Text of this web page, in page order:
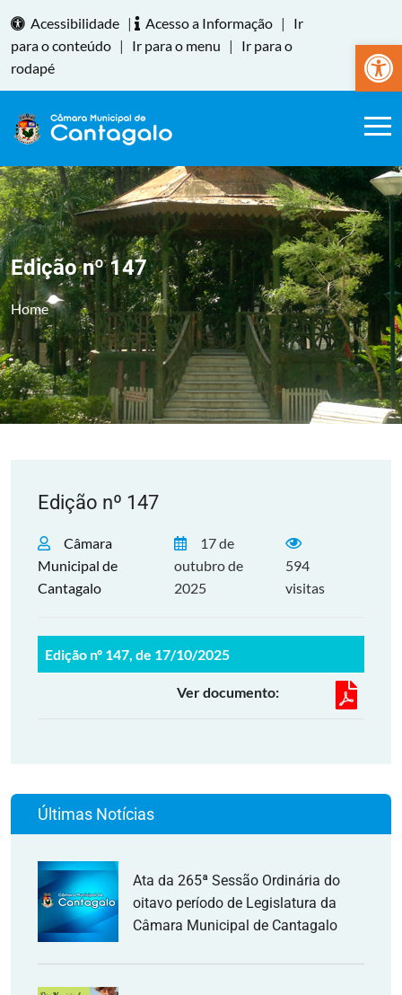
Abrir
Acessibilidade | Acesso a Informação |
Ir
para o conteúdo | Ir para o menu |
Ir para o
rodapé
Edição nº 147
Home
Edição nº 147
Câmara
Municipal de
Cantagalo
17 de
outubro de
2025
594
visitas
Edição nº 147, de 17/10/2025
Ver documento:
Últimas Notícias
Ata da 265ª Sessão Ordinária do
oitavo período de Legislatura da
Câmara Municipal de Cantagalo